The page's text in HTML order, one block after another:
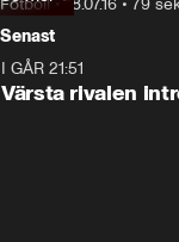
Fotboll•18.07.16 • 79
Senast
I GÅR 21:51
Värsta rivalen